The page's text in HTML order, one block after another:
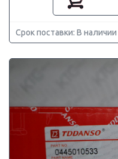
Срок поставки: В наличии